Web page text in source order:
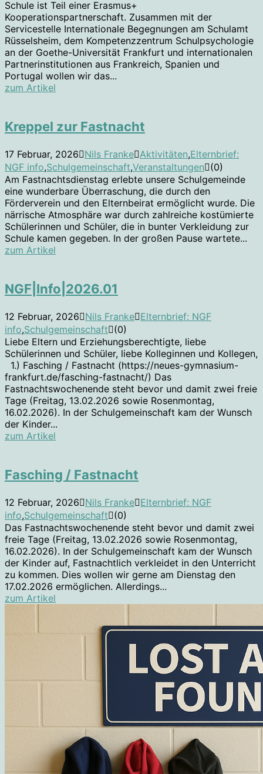
Schule ist Teil einer Erasmus+
Kooperationspartnerschaft. Zusammen mit der
Servicestelle Internationale Begegnungen am Schulamt
Rüsselsheim, dem Kompetenzzentrum Schulpsychologie
an der Goethe-Universität Frankfurt und internationalen
Partnerinstitutionen aus Frankreich, Spanien und
Portugal wollen wir das...
zum Artikel
Kreppel zur Fastnacht
17 Februar, 2026 Nils Franke Aktivitäten,Elternbrief:
NGF info,Schulgemeinschaft,Veranstaltungen (0)
Am Fastnachtsdienstag erlebte unsere Schulgemeinde
eine wunderbare Überraschung, die durch den
Förderverein und den Elternbeirat ermöglicht wurde. Die
närrische Atmosphäre war durch zahlreiche kostümierte
Schülerinnen und Schüler, die in bunter Verkleidung zur
Schule kamen gegeben. In der großen Pause wartete...
zum Artikel
NGF|Info|2026.01
12 Februar, 2026 Nils Franke Elternbrief: NGF
info,Schulgemeinschaft (0)
Liebe Eltern und Erziehungsberechtigte, liebe
Schülerinnen und Schüler, liebe Kolleginnen und Kollegen,
1.) Fasching / Fastnacht (https://neues-gymnasium-
frankfurt.de/fasching-fastnacht/) Das
Fastnachtswochenende steht bevor und damit zwei freie
Tage (Freitag, 13.02.2026 sowie Rosenmontag,
16.02.2026). In der Schulgemeinschaft kam der Wunsch
der Kinder...
zum Artikel
Fasching / Fastnacht
12 Februar, 2026 Nils Franke Elternbrief: NGF
info,Schulgemeinschaft (0)
Das Fastnachtswochenende steht bevor und damit zwei
freie Tage (Freitag, 13.02.2026 sowie Rosenmontag,
16.02.2026). In der Schulgemeinschaft kam der Wunsch
der Kinder auf, Fastnachtlich verkleidet in den Unterricht
zu kommen. Dies wollen wir gerne am Dienstag den
17.02.2026 ermöglichen. Allerdings...
zum Artikel